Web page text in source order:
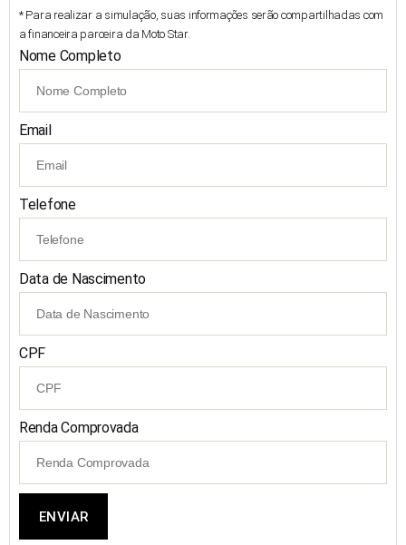
* Para realizar a simulação, suas informações serão compartilhadas com
a financeira parceira da Moto Star.
Nome Completo
Email
Telefone
Data de Nascimento
CPF
Renda Comprovada
ENVIAR